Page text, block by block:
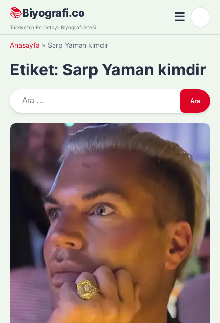
Skip
content
📚Biyografi.co
Türkiye'nin En Detaylı Biyografi Sitesi
☰Menü
Anasayfa » Sarp Yaman kimdir
Etiket: Sarp Yaman kimdir
r